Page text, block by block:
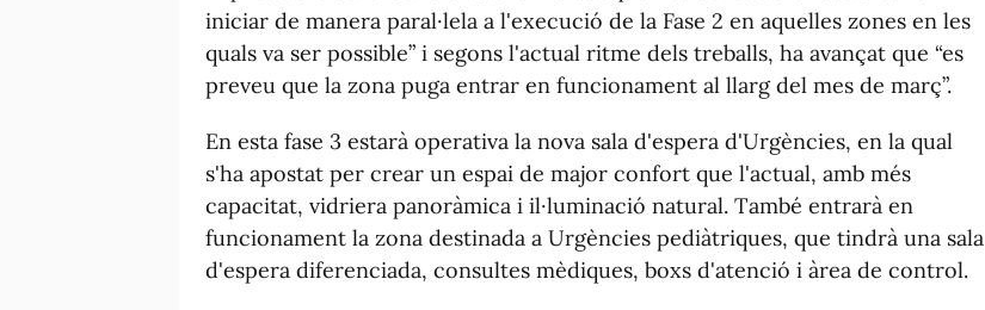
iniciar de manera paral·lela a l'execució de la Fase 2 en aquelles zones en les
quals va ser possible” i segons l'actual ritme dels treballs, ha avançat que “es
preveu que la zona puga entrar en funcionament al llarg del mes de març”.
En esta fase 3 estarà operativa la nova sala d'espera d'Urgències, en la qual
s'ha apostat per crear un espai de major confort que l'actual, amb més
capacitat, vidriera panoràmica i il·luminació natural. També entrarà en
funcionament la zona destinada a Urgències pediàtriques, que tindrà una sala
d'espera diferenciada, consultes mèdiques, boxs d'atenció i àrea de control.